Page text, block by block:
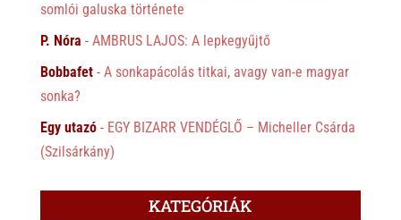
somlói galuska története
P. Nóra - AMBRUS LAJOS: A lepkegyűjtő
Bobbafet- A sonkapácolás titkai, avagy van-e magyar
sonka?
Egy utazó- EGY BIZARR VENDÉGLŐ – Micheller Csárda
(Szilsárkány)
KATEGÓRIÁK